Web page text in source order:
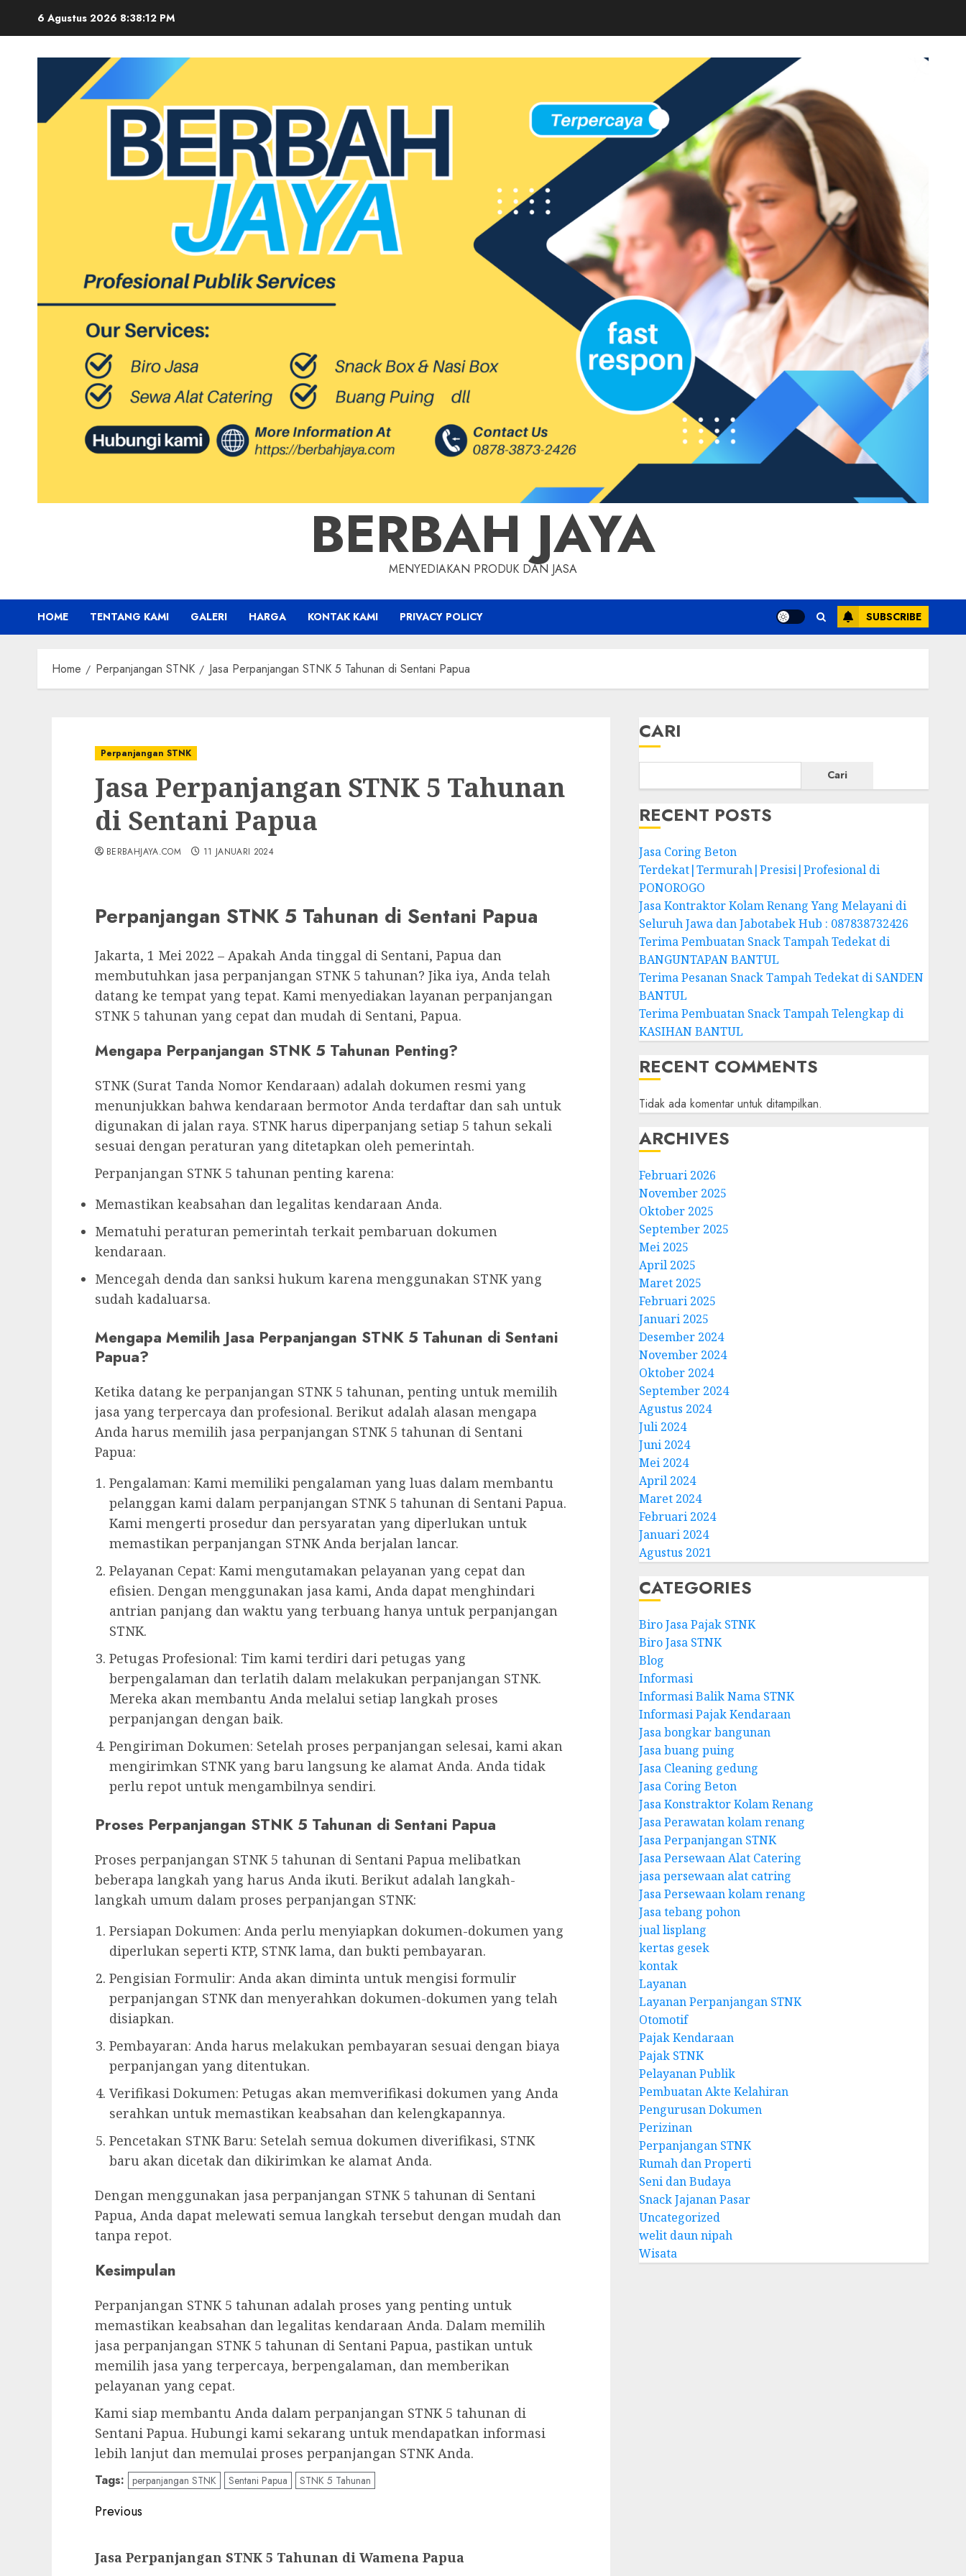
6 Agustus 2026 8:38:13 PM
BERBAH JAYA
MENYEDIAKAN PRODUK DAN JASA
HOME TENTANG KAMI GALERI HARGA KONTAK KAMI PRIVACY POLICY SUBSCRIBE
Home Perpanjangan STNK Jasa Perpanjangan STNK 5 Tahunan di Sentani Papua
Perpanjangan STNK
Jasa Perpanjangan STNK 5 Tahunan
di Sentani Papua
BERBAHJAYA.COM 11 JANUARI 2024
Perpanjangan STNK 5 Tahunan di Sentani Papua
Jakarta, 1 Mei 2022 – Apakah Anda tinggal di Sentani, Papua dan
membutuhkan jasa perpanjangan STNK 5 tahunan? Jika iya, Anda telah
datang ke tempat yang tepat. Kami menyediakan layanan perpanjangan
STNK 5 tahunan yang cepat dan mudah di Sentani, Papua.
Mengapa Perpanjangan STNK 5 Tahunan Penting?
STNK (Surat Tanda Nomor Kendaraan) adalah dokumen resmi yang
menunjukkan bahwa kendaraan bermotor Anda terdaftar dan sah untuk
digunakan di jalan raya. STNK harus diperpanjang setiap 5 tahun sekali
sesuai dengan peraturan yang ditetapkan oleh pemerintah.
Perpanjangan STNK 5 tahunan penting karena:
Memastikan keabsahan dan legalitas kendaraan Anda.
Mematuhi peraturan pemerintah terkait pembaruan dokumen
kendaraan.
Mencegah denda dan sanksi hukum karena menggunakan STNK yang
sudah kadaluarsa.
Mengapa Memilih Jasa Perpanjangan STNK 5 Tahunan di Sentani
Papua?
Ketika datang ke perpanjangan STNK 5 tahunan, penting untuk memilih
jasa yang terpercaya dan profesional. Berikut adalah alasan mengapa
Anda harus memilih jasa perpanjangan STNK 5 tahunan di Sentani
Papua:
Pengalaman: Kami memiliki pengalaman yang luas dalam membantu
pelanggan kami dalam perpanjangan STNK 5 tahunan di Sentani Papua.
Kami mengerti prosedur dan persyaratan yang diperlukan untuk
memastikan perpanjangan STNK Anda berjalan lancar.
Pelayanan Cepat: Kami mengutamakan pelayanan yang cepat dan
efisien. Dengan menggunakan jasa kami, Anda dapat menghindari
antrian panjang dan waktu yang terbuang hanya untuk perpanjangan
STNK.
Petugas Profesional: Tim kami terdiri dari petugas yang
berpengalaman dan terlatih dalam melakukan perpanjangan STNK.
Mereka akan membantu Anda melalui setiap langkah proses
perpanjangan dengan baik.
Pengiriman Dokumen: Setelah proses perpanjangan selesai, kami akan
mengirimkan STNK yang baru langsung ke alamat Anda. Anda tidak
perlu repot untuk mengambilnya sendiri.
Proses Perpanjangan STNK 5 Tahunan di Sentani Papua
Proses perpanjangan STNK 5 tahunan di Sentani Papua melibatkan
beberapa langkah yang harus Anda ikuti. Berikut adalah langkah-
langkah umum dalam proses perpanjangan STNK:
Persiapan Dokumen: Anda perlu menyiapkan dokumen-dokumen yang
diperlukan seperti KTP, STNK lama, dan bukti pembayaran.
Pengisian Formulir: Anda akan diminta untuk mengisi formulir
perpanjangan STNK dan menyerahkan dokumen-dokumen yang telah
disiapkan.
Pembayaran: Anda harus melakukan pembayaran sesuai dengan biaya
perpanjangan yang ditentukan.
Verifikasi Dokumen: Petugas akan memverifikasi dokumen yang Anda
serahkan untuk memastikan keabsahan dan kelengkapannya.
Pencetakan STNK Baru: Setelah semua dokumen diverifikasi, STNK
baru akan dicetak dan dikirimkan ke alamat Anda.
Dengan menggunakan jasa perpanjangan STNK 5 tahunan di Sentani
Papua, Anda dapat melewati semua langkah tersebut dengan mudah dan
tanpa repot.
Kesimpulan
Perpanjangan STNK 5 tahunan adalah proses yang penting untuk
memastikan keabsahan dan legalitas kendaraan Anda. Dalam memilih
jasa perpanjangan STNK 5 tahunan di Sentani Papua, pastikan untuk
memilih jasa yang terpercaya, berpengalaman, dan memberikan
pelayanan yang cepat.
Kami siap membantu Anda dalam perpanjangan STNK 5 tahunan di
Sentani Papua. Hubungi kami sekarang untuk mendapatkan informasi
lebih lanjut dan memulai proses perpanjangan STNK Anda.
Tags: perpanjangan STNK Sentani Papua STNK 5 Tahunan
Post
Previous
post:
Jasa Perpanjangan STNK 5 Tahunan di Wamena Papua
CARI
Cari
RECENT POSTS
Jasa Coring Beton
Terdekat|Termurah|Presisi|Profesional di
PONOROGO
Jasa Kontraktor Kolam Renang Yang Melayani di
Seluruh Jawa dan Jabotabek Hub : 087838732426
Terima Pembuatan Snack Tampah Tedekat di
BANGUNTAPAN BANTUL
Terima Pesanan Snack Tampah Tedekat di SANDEN
BANTUL
Terima Pembuatan Snack Tampah Telengkap di
KASIHAN BANTUL
RECENT COMMENTS
Tidak ada komentar untuk ditampilkan.
ARCHIVES
Februari 2026
November 2025
Oktober 2025
September 2025
Mei 2025
April 2025
Maret 2025
Februari 2025
Januari 2025
Desember 2024
November 2024
Oktober 2024
September 2024
Agustus 2024
Juli 2024
Juni 2024
Mei 2024
April 2024
Maret 2024
Februari 2024
Januari 2024
Agustus 2021
CATEGORIES
Biro Jasa Pajak STNK
Biro Jasa STNK
Blog
Informasi
Informasi Balik Nama STNK
Informasi Pajak Kendaraan
Jasa bongkar bangunan
Jasa buang puing
Jasa Cleaning gedung
Jasa Coring Beton
Jasa Konstraktor Kolam Renang
Jasa Perawatan kolam renang
Jasa Perpanjangan STNK
Jasa Persewaan Alat Catering
jasa persewaan alat catring
Jasa Persewaan kolam renang
Jasa tebang pohon
jual lisplang
kertas gesek
kontak
Layanan
Layanan Perpanjangan STNK
Otomotif
Pajak Kendaraan
Pajak STNK
Pelayanan Publik
Pembuatan Akte Kelahiran
Pengurusan Dokumen
Perizinan
Perpanjangan STNK
Rumah dan Properti
Seni dan Budaya
Snack Jajanan Pasar
Uncategorized
welit daun nipah
Wisata